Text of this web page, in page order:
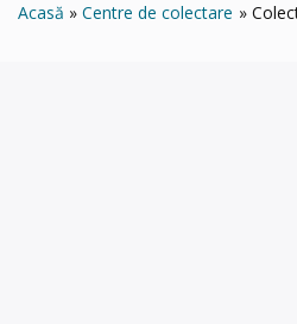
Acasă Centre de colectare